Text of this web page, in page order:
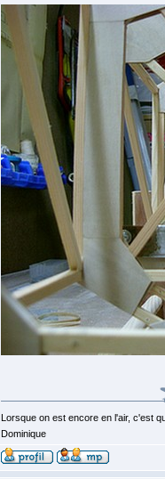
Lorsque on est encore en l'air, c'est
Dominique